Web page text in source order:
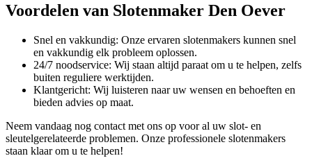
Voordelen van Slotenmaker Den Oever
Snel en vakkundig: Onze ervaren slotenmakers kunnen snel
en vakkundig elk probleem oplossen.
24/7 noodservice: Wij staan altijd paraat om u te helpen, zelfs
buiten reguliere werktijden.
Klantgericht: Wij luisteren naar uw wensen en behoeften en
bieden advies op maat.
Neem vandaag nog contact met ons op voor al uw slot- en
sleutelgerelateerde problemen. Onze professionele slotenmakers
staan klaar om u te helpen!